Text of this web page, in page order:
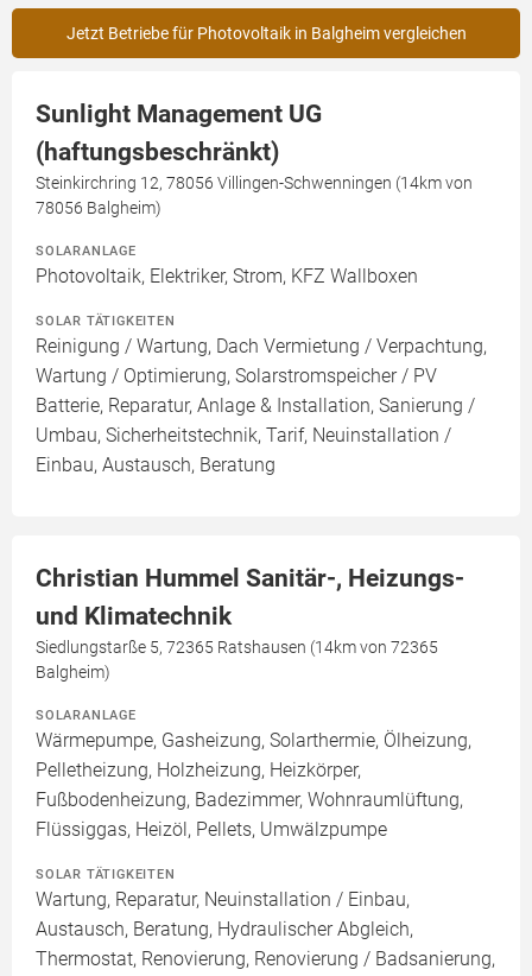
Jetzt Betriebe für Photovoltaik in Balgheim vergleichen
Sunlight Management UG
(haftungsbeschränkt)
Steinkirchring 12, 78056 Villingen-Schwenningen (14km von
78056 Balgheim)
SOLARANLAGE
Photovoltaik, Elektriker, Strom, KFZ Wallboxen
SOLAR TÄTIGKEITEN
Reinigung / Wartung, Dach Vermietung / Verpachtung,
Wartung / Optimierung, Solarstromspeicher / PV
Batterie, Reparatur, Anlage & Installation, Sanierung /
Umbau, Sicherheitstechnik, Tarif, Neuinstallation /
Einbau, Austausch, Beratung
Christian Hummel Sanitär-, Heizungs-
und Klimatechnik
Siedlungstarße 5, 72365 Ratshausen (14km von 72365
Balgheim)
SOLARANLAGE
Wärmepumpe, Gasheizung, Solarthermie, Ölheizung,
Pelletheizung, Holzheizung, Heizkörper,
Fußbodenheizung, Badezimmer, Wohnraumlüftung,
Flüssiggas, Heizöl, Pellets, Umwälzpumpe
SOLAR TÄTIGKEITEN
Wartung, Reparatur, Neuinstallation / Einbau,
Austausch, Beratung, Hydraulischer Abgleich,
Thermostat, Renovierung, Renovierung / Badsanierung,